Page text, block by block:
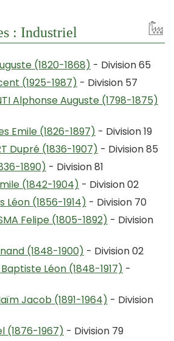
: Industriel
(1820-1868) - Division 65
(1925-1987) - Division 57
Alphonse Auguste (1798-1875)
Emile (1826-1897) - Division 19
Dupré (1836-1907) - Division 85
1890) - Division 81
(1842-1904) - Division 02
Léon (1856-1914) - Division 70
Felipe (1805-1892) - Division
(1848-1900) - Division 02
Léon (1848-1917) -
Jacob (1891-1964) - Division
(1876-1967) - Division 79